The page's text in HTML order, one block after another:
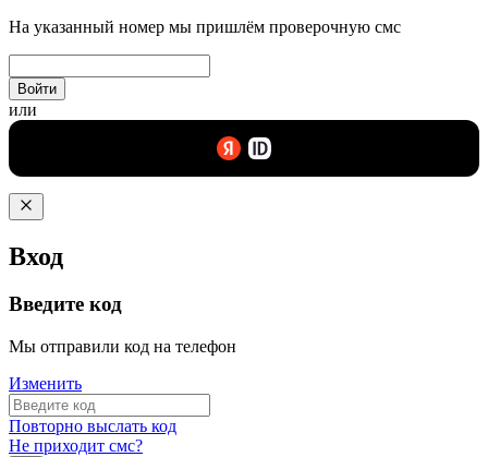
На указанный номер мы пришлём проверочную смс
Войти
или
Вход
Введите код
Мы отправили код на телефон
Изменить
Повторно выслать код
Не приходит смс?